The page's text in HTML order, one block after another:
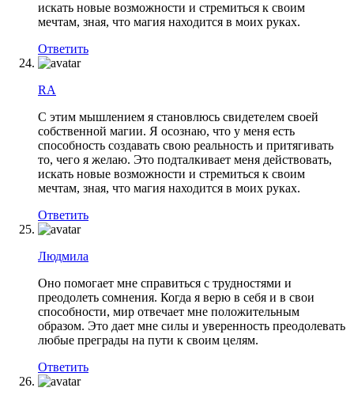
искать новые возможности и стремиться к своим
мечтам, зная, что магия находится в моих руках.
Ответить
RA
С этим мышлением я становлюсь свидетелем своей
собственной магии. Я осознаю, что у меня есть
способность создавать свою реальность и притягивать
то, чего я желаю. Это подталкивает меня действовать,
искать новые возможности и стремиться к своим
мечтам, зная, что магия находится в моих руках.
Ответить
Людмила
Оно помогает мне справиться с трудностями и
преодолеть сомнения. Когда я верю в себя и в свои
способности, мир отвечает мне положительным
образом. Это дает мне силы и уверенность преодолевать
любые преграды на пути к своим целям.
Ответить